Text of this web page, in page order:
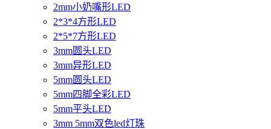
2mm小奶嘴形LED
2*3*4方形LED
2*5*7方形LED
3mm圆头LED
3mm异形LED
5mm圆头LED
5mm四脚全彩LED
5mm平头LED
3mm 5mm双色led灯珠